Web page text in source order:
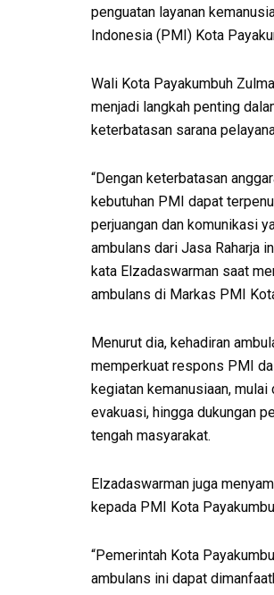
penguatan layanan
Indonesia (PMI) Kota
Wali Kota Payakumbuh
menjadi langkah penting
keterbatasan sarana
“Dengan keterbatasan
kebutuhan PMI dapat
perjuangan dan komunikasi
ambulans dari Jasa Raharja
kata Elzadaswarman saat
ambulans di Markas PMI
Menurut dia, kehadiran
memperkuat respons PMI
kegiatan kemanusiaan,
evakuasi, hingga dukungan
tengah masyarakat.
Elzadaswarman juga
kepada PMI Kota
“Pemerintah Kota
ambulans ini dapat